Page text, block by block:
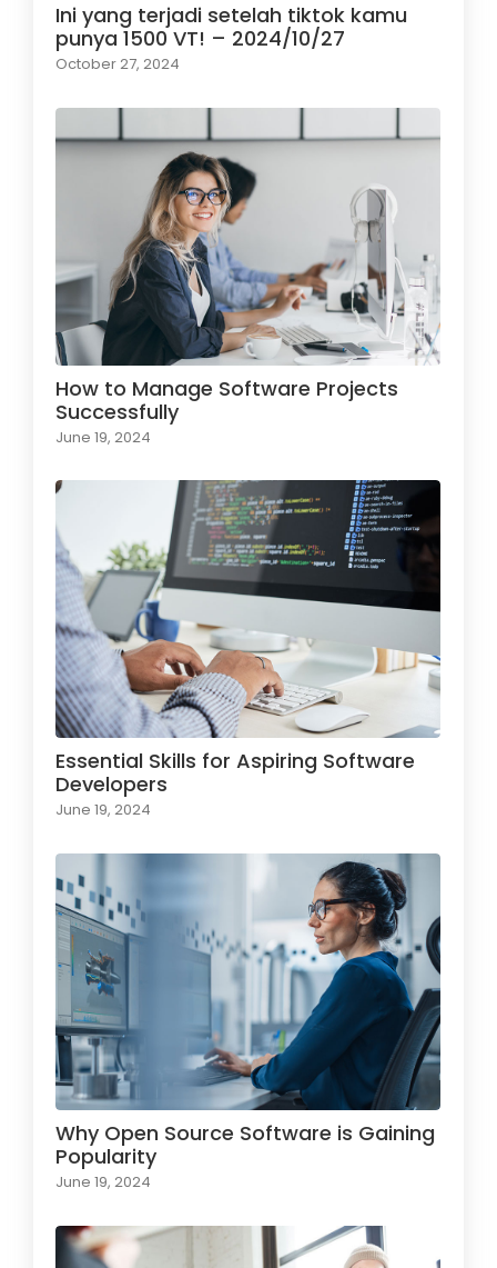
Ini yang terjadi setelah tiktok kamu
punya 1500 VT! – 2024/10/27
October 27, 2024
How to Manage Software Projects
Successfully
June 19, 2024
Essential Skills for Aspiring Software
Developers
June 19, 2024
Why Open Source Software is Gaining
Popularity
June 19, 2024